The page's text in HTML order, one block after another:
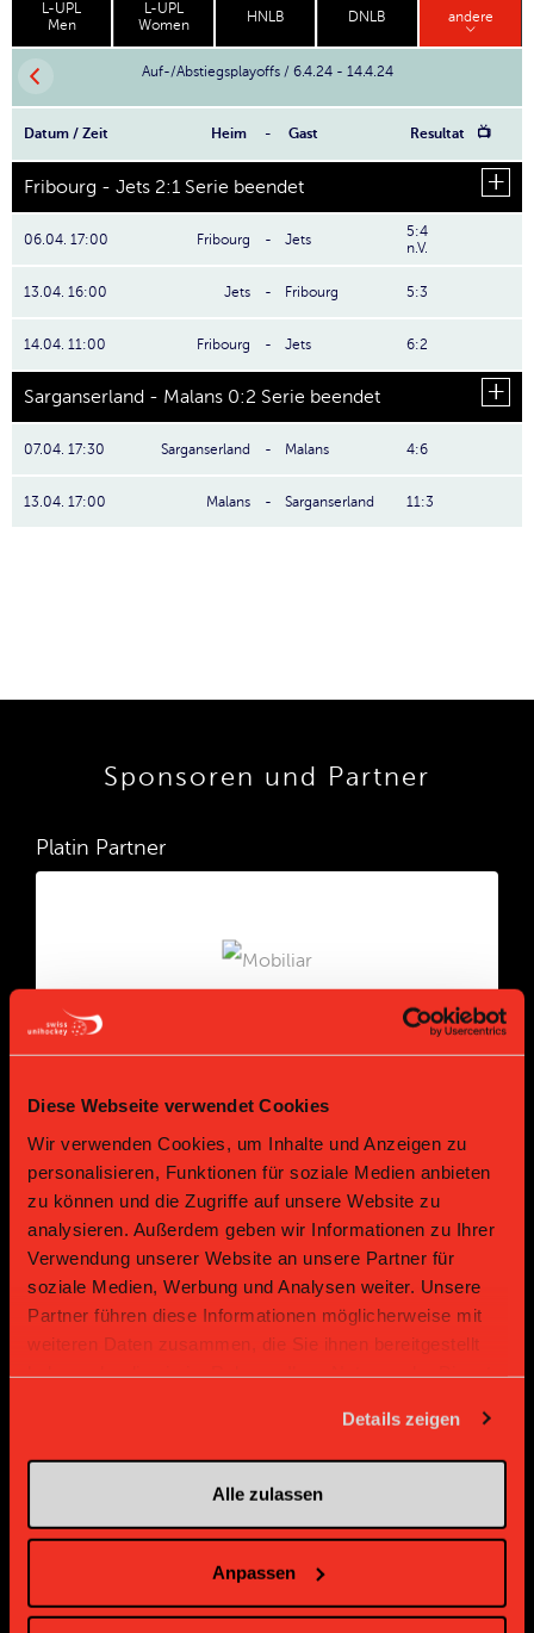
Diese Webseite verwendet Cookies
Wir verwenden Cookies, um Inhalte und Anzeigen zu
personalisieren, Funktionen für soziale Medien anbieten
zu können und die Zugriffe auf unsere Website zu
analysieren. Außerdem geben wir Informationen zu Ihrer
Verwendung unserer Website an unsere Partner für
soziale Medien, Werbung und Analysen weiter. Unsere
Partner führen diese Informationen möglicherweise mit
weiteren Daten zusammen, die Sie ihnen bereitgestellt
Details zeigen
Alle zulassen
Anpassen
L-UPL
Men
L-UPL
Women
HNLB DNLB andere
Auf-/Abstiegsplayoffs / 6.4.24 - 14.4.24
Datum / Zeit Heim - Gast Resultat 📺
Fribourg - Jets 2:1 Serie beendet
06.04. 17:00 Fribourg - Jets
5:4
n.V.
13.04. 16:00 Jets - Fribourg 5:3
14.04. 11:00 Fribourg - Jets 6:2
Sarganserland - Malans 0:2 Serie beendet
07.04. 17:30 Sarganserland - Malans 4:6
13.04. 17:00 Malans - Sarganserland 11:3
Sponsoren und Partner
Platin Partner
Gold Partner Gold Partner
Gold Partner Gold Partner